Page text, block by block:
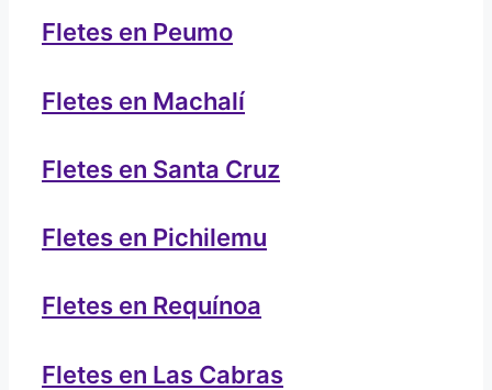
Fletes en Peumo
Fletes en Machalí
Fletes en Santa Cruz
Fletes en Pichilemu
Fletes en Requínoa
Fletes en Las Cabras